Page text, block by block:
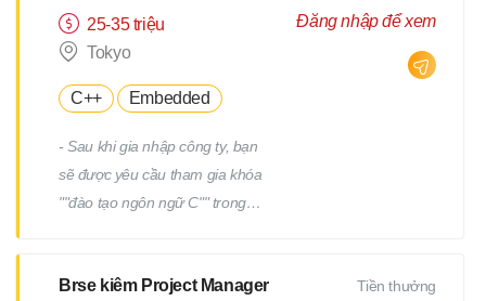
của quy trình. Chúng tôi sẽ giao
cho bạn các công việc phù hợp
bạn. - Ví dụ về công việc: Thiết
Windows/Linux Tái cấu trúc hạ
tầng liên quan đến việc thay thế
hệ điều hành hoặc phần mềm
25-35 triệu
Tokyo
C++ Embedded
- Sau khi gia nhập công ty, bạn
sẽ được yêu cầu tham gia khóa
""đào tạo ngôn ngữ C"" trong
yêu cầu tham gia thêm một
Đăng nhập để xem
Brse kiêm Project Manager
Tiền thưởng